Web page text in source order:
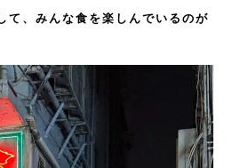
て、みんな食を楽しんでいるのが